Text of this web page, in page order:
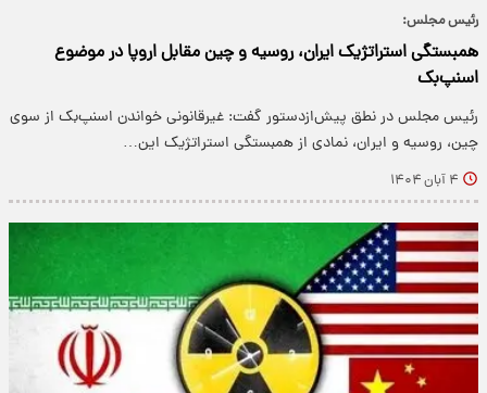
رئیس مجلس:
همبستگی استراتژیک ایران، روسیه و چین مقابل اروپا در موضوع
اسنپ‌بک
رئیس مجلس در نطق پیش‌ازدستور گفت: غیرقانونی خواندن اسنپ‌بک از سوی
چین، روسیه و ایران، نمادی از همبستگی استراتژیک این…
۴ آبان ۱۴۰۴